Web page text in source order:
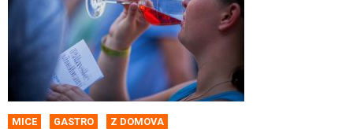
MICE GASTRO Z DOMOVA